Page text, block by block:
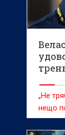
„Не
нещо